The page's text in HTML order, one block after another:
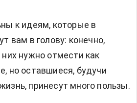
к идеям, которые в
вам в голову: конечно,
нужно отмести как
но оставшиеся, будучи
принесут много пользы.